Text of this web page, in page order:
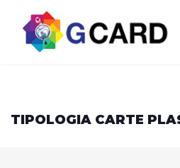
TIPOLOGIA CARTE